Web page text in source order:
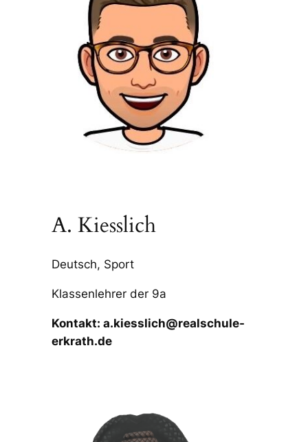
A. Kiesslich
Deutsch, Sport
Klassenlehrer der 9a
Kontakt: a.kiesslich@realschule-
erkrath.de